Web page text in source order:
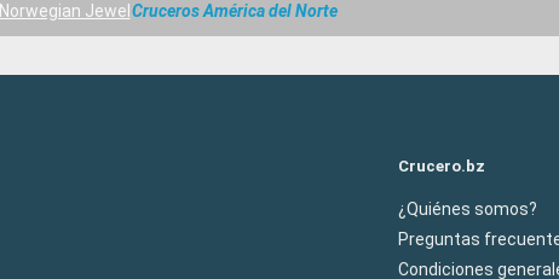
Norwegian Jewel Cruceros América del Norte
Crucero.bz
¿Quiénes somos?
Preguntas
Condiciones